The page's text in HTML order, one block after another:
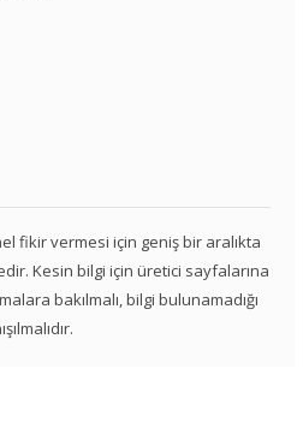
fikir vermesi için geniş bir aralıkta
Kesin bilgi için üretici sayfalarına
bakılmalı, bilgi bulunamadığı